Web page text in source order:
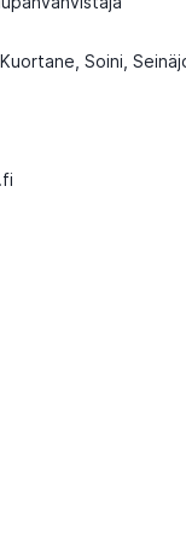
Soini,